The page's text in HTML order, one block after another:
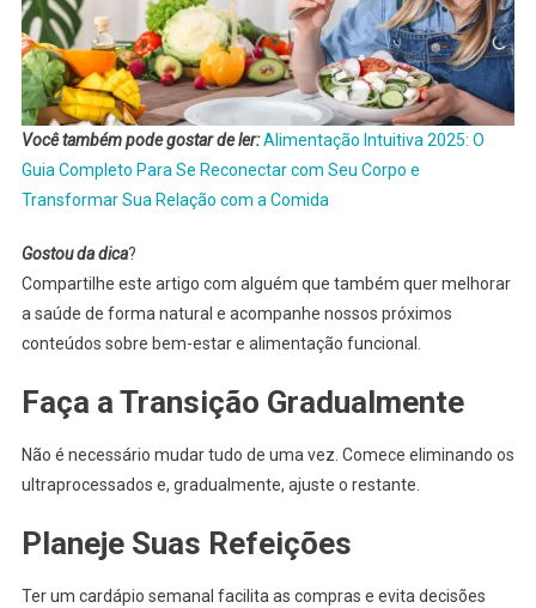
Você também pode gostar de ler:Alimentação Intuitiva 2025: O
Guia Completo Para Se Reconectar com Seu Corpo e
Transformar Sua Relação com a Comida
Gostou da dica?
Compartilhe este artigo com alguém que também quer melhorar
a saúde de forma natural e acompanhe nossos próximos
conteúdos sobre bem-estar e alimentação funcional.
Faça a Transição Gradualmente
Não é necessário mudar tudo de uma vez. Comece eliminando os
ultraprocessados e, gradualmente, ajuste o restante.
Planeje Suas Refeições
Ter um cardápio semanal facilita as compras e evita decisões